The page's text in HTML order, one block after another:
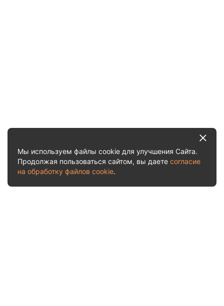
Мы используем файлы cookie для улучшения Сайта.
Продолжая пользоваться сайтом, вы даете согласие
на обработку файлов cookie.